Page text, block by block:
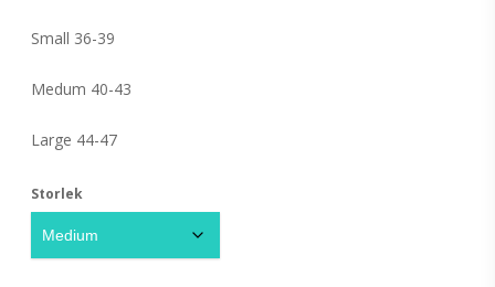
Small 36-39
Medum 40-43
Large 44-47
Storlek